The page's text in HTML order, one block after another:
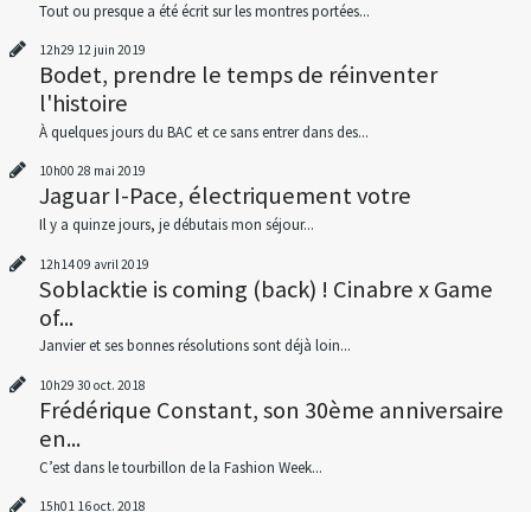
Tout ou presque a été écrit sur les montres portées...
12h29 12 juin 2019
Bodet, prendre le temps de réinventer
l'histoire
À quelques jours du BAC et ce sans entrer dans des...
10h00 28 mai 2019
Jaguar I-Pace, électriquement votre
Il y a quinze jours, je débutais mon séjour...
12h1409 avril 2019
Soblacktie is coming (back) ! Cinabre x Game
of...
Janvier et ses bonnes résolutions sont déjà loin...
10h29 30 oct. 2018
Frédérique Constant, son 30ème anniversaire
en...
C’est dans le tourbillon de la Fashion Week...
15h01 16oct. 2018